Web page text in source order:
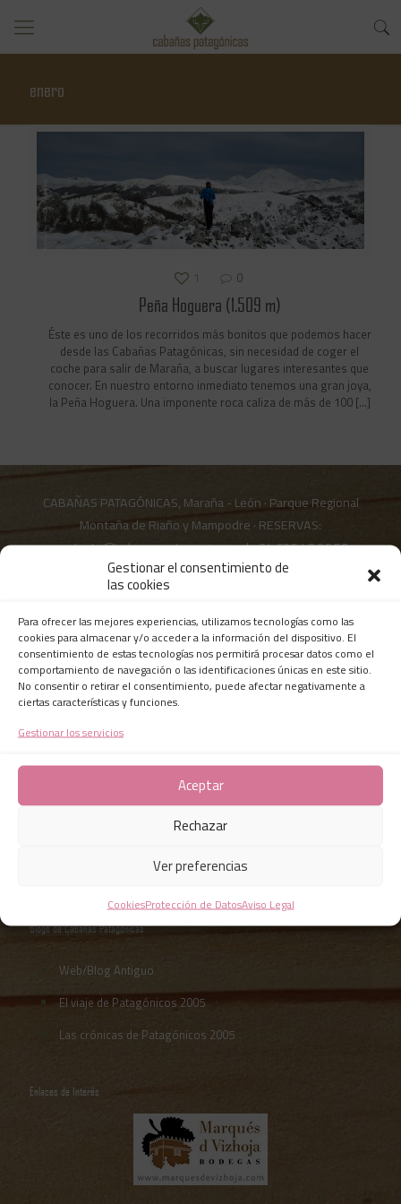
Gestionar el consentimiento de
las cookies
Para ofrecer las mejores experiencias, utilizamos tecnologías como las
cookies para almacenar y/o acceder a la información del dispositivo. El
consentimiento de estas tecnologías nos permitirá procesar datos como el
comportamiento de navegación o las identificaciones únicas en este sitio.
No consentir o retirar el consentimiento, puede afectar negativamente a
ciertas características y funciones.
Gestionar los servicios
Aceptar
Rechazar
Ver preferencias
CookiesProtección de DatosAviso Legal
enero
1 0
Peña Hoguera (1.509 m)
Éste es uno de los recorridos más bonitos que podemos hacer
desde las Cabañas Patagónicas, sin necesidad de coger el
coche para salir de Maraña, a buscar lugares interesantes que
conocer. En nuestro entorno inmediato tenemos una gran joya,
la Peña Hoguera. Una imponente roca caliza de más de 100[…]
CABAÑAS PATAGÓNICAS, Maraña - León · Parque Regional
Montaña de Riaño y Mampodre · RESERVAS:
contacto@cabanaspatagonicas.es|+34 636 46 96 50
Certificado de Excelencia desde 2015
Últimos comentarios en Tripadvisor
Blogs de Cabañas Patagónicas
Web/Blog Antiguo
El viaje de Patagónicos 2005
Las crónicas de Patagónicos 2005
Enlaces de Interés